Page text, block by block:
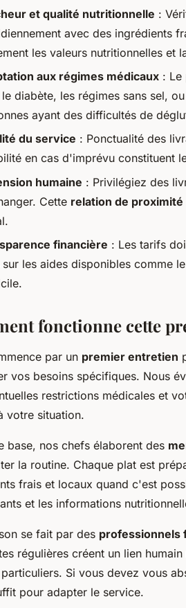
et qualité nutritionnelle :
avec des ingrédients
les valeurs nutritionnelles et
aux régimes médicaux : Le
diabète, les régimes sans sel,
ayant des difficultés de
du service : Ponctualité des
en cas d'imprévu constituent
humaine : Privilégiez des
Cette relation de proximité
financière : Les tarifs
sur les aides disponibles comme
fonctionne cette
par un premier entretien
vos besoins spécifiques. Nous
restrictions médicales et
votre situation.
base, nos chefs élaborent des
la routine. Chaque plat est
frais et locaux quand c'est
et les informations
se fait par des professionnels
régulières créent un lien
Si vous devez vous
pour adapter le service.